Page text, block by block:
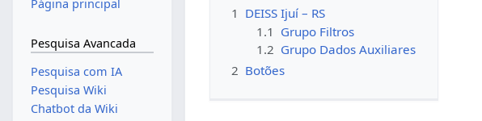
1 DEISS Ijuí – RS
1.1 Grupo Filtros
1.2 Grupo Dados Auxiliares
2 Botões
Página principal
Pesquisa Avancada
Pesquisa com IA
Pesquisa Wiki
Chatbot da Wiki